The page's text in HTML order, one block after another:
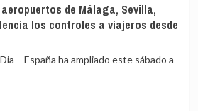
de Málaga, Sevilla,
los controles a viajeros desde
– España ha ampliado este sábado a